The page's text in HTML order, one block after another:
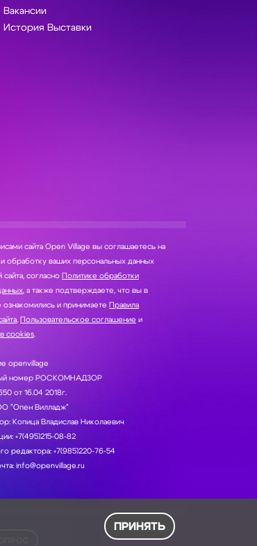
Вакансии
История Выставки
сайта Open Village вы соглашаетесь на
согласно Политике обработки
, а также подтверждаете, что вы в
и принимаете Правила
Пользовательское соглашение и
cookies.
openvillage
номер РОСКОМНАДЗОР
от 16.04 2018г.
"Опен Вилладж"
Копица Владислав Николаевич
+7(495)215-08-82
редактора: +7(985)220-76-54
info@openvillage.ru
ПРИНЯТЬ